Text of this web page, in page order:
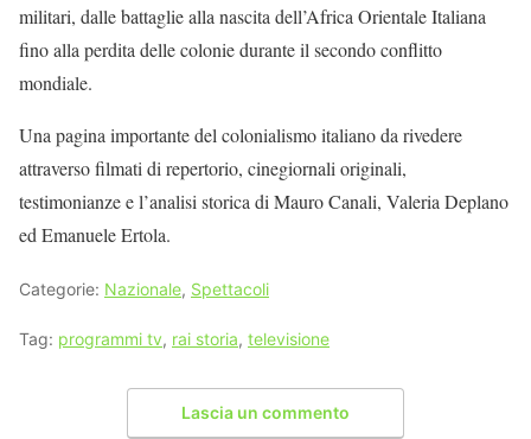
militari, dalle battaglie alla nascita dell’Africa Orientale Italiana
fino alla perdita delle colonie durante il secondo conflitto
mondiale.
Una pagina importante del colonialismo italiano da rivedere
attraverso filmati di repertorio, cinegiornali originali,
testimonianze e l’analisi storica di Mauro Canali, Valeria Deplano
ed Emanuele Ertola.
Categorie: Nazionale, Spettacoli
Tag: programmi tv, rai storia, televisione
Lascia un commento